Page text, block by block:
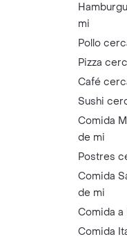
mi
Pollo
Pizza
Café
Sushi
Comida
de mi
Postres
Comida
de mi
Comida
Comida